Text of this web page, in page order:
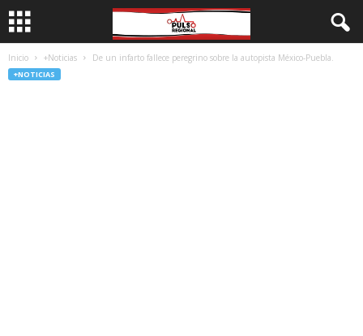
Inicio +Noticias De un infarto fallece peregrino sobre la autopista México-Puebla.
+NOTICIAS